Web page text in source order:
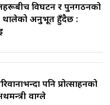
विघटन र पुनर्गठनको
थालेको अनुभूत हुँदैछ :
पनि प्रोत्साहनको
वाग्ले